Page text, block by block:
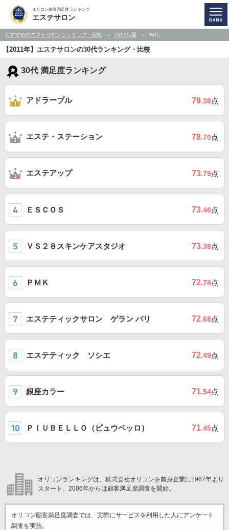
オリコン顧客満足度ランキング
エステサロン
おすすめのエステサロンランキング・比較 2011年版 30代
【2011年】エステサロンの30代ランキング・比較
30代 満足度ランキング
アドラーブル 79.38点
エステ・ステーション 78.70点
エステアップ 73.79点
ＥＳＣＯＳ 73.46点
ＶＳ２８スキンケアスタジオ 73.38点
ＰＭＫ 72.78点
エステティックサロン ゲラン パリ 72.68点
エステティック ソシエ 72.49点
銀座カラー 71.54点
ＰＩＵＢＥＬＬＯ（ピュウベッロ） 71.45点
オリコンランキングは、株式会社オリコンを前身企業に1967年より
スタート。2006年からは顧客満足度調査を開始。
オリコン顧客満足度調査では、実際にサービスを利用した 人にアンケート
調査を実施。